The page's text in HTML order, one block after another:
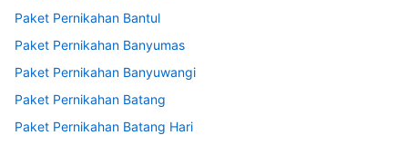
Paket Pernikahan Bantul
Paket Pernikahan Banyumas
Paket Pernikahan Banyuwangi
Paket Pernikahan Batang
Paket Pernikahan Batang Hari